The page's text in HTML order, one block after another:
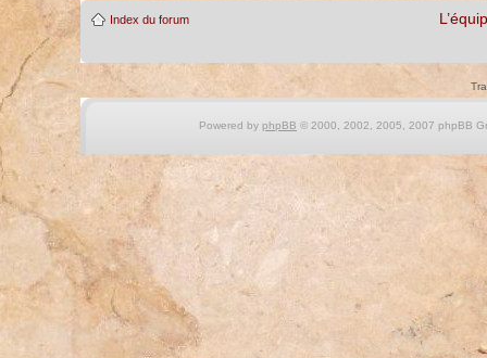
Index du forum
Powered by phpBB © 2000, 2002, 2005, 2007 phpBB